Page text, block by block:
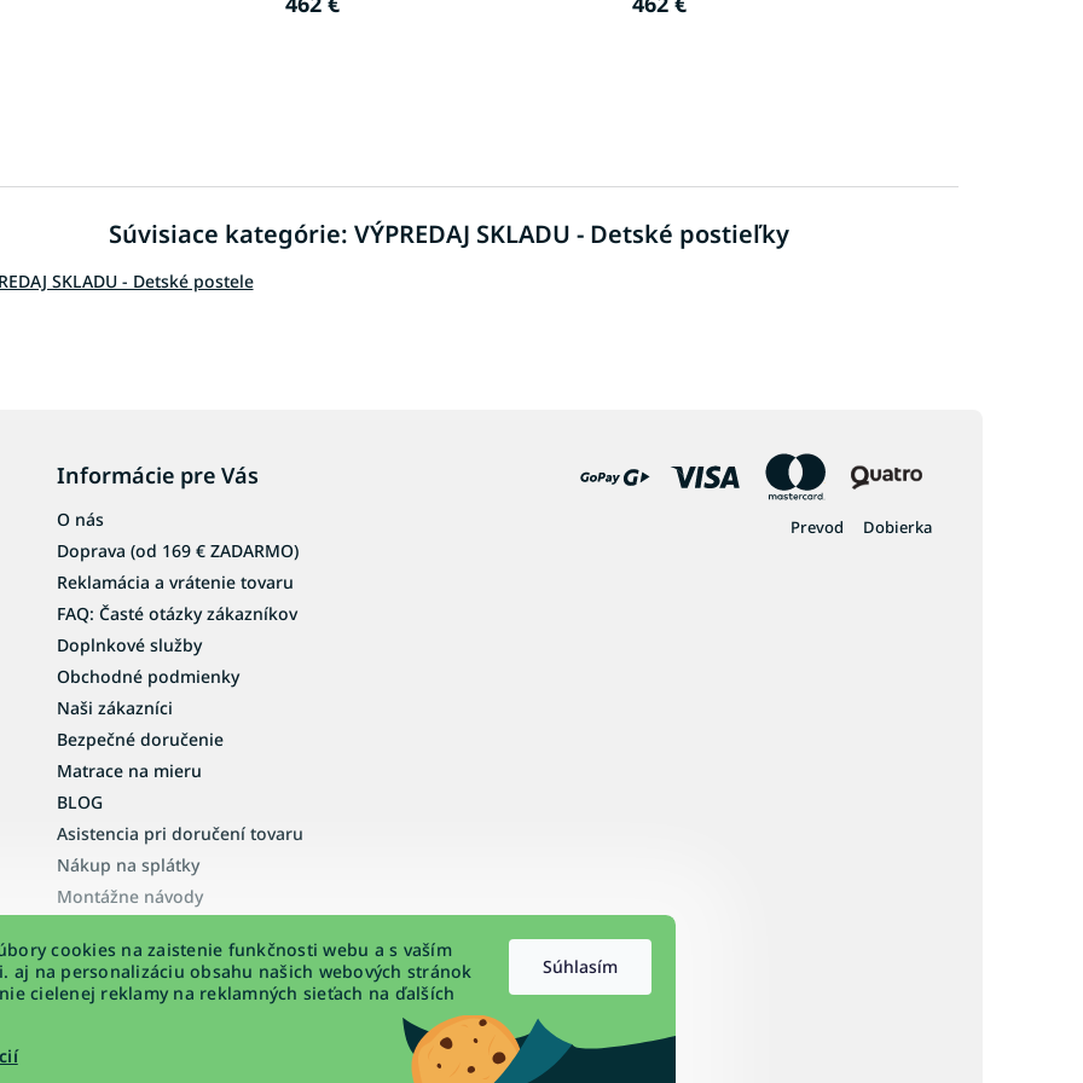
cookies na zaistenie funkčnosti webu a s vaším
aj na personalizáciu obsahu našich webových stránok
cielenej reklamy na reklamných sieťach na ďalších
Súhlasím
á
a
Súvisiace kategórie: VÝPREDAJ SKLADU - Detské postieľky
SKLADU - Detské postele
Informácie pre Vás
O nás
Doprava (od 169 € ZADARMO)
Reklamácia a vrátenie tovaru
FAQ: Časté otázky zákazníkov
Doplnkové služby
Obchodné podmienky
Naši zákazníci
Bezpečné doručenie
Matrace na mieru
BLOG
Asistencia pri doručení tovaru
Nákup na splátky
Montážne návody
Podmienky ochrany osobných údajov
Prevod Dobierka